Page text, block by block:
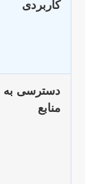
کاربردی
دسترسی به
منابع